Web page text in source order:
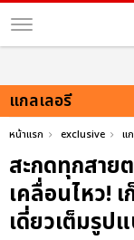
แกลเลอรี
หน้าแรก exclusive แ
สะกดทุกสาย
เคลื่อนไหว!
เดี่ยวเต็มรูป